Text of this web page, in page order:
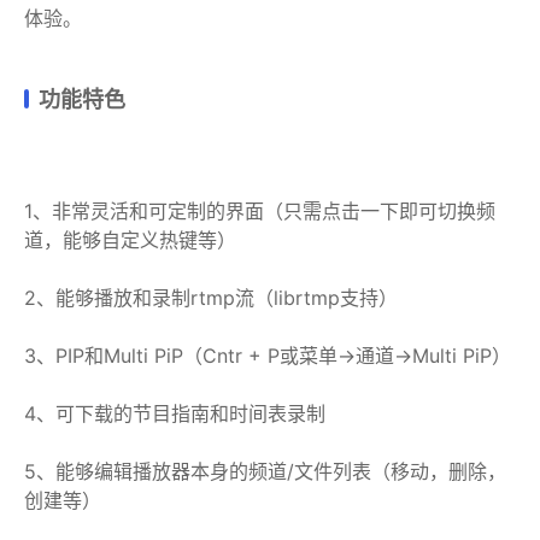
体验。
功能特色
1、非常灵活和可定制的界面（只需点击一下即可切换频
道，能够自定义热键等）
2、能够播放和录制rtmp流（librtmp支持）
3、PIP和Multi PiP（Cntr + P或菜单→通道→Multi PiP）
4、可下载的节目指南和时间表录制
5、能够编辑播放器本身的频道/文件列表（移动，删除，
创建等）